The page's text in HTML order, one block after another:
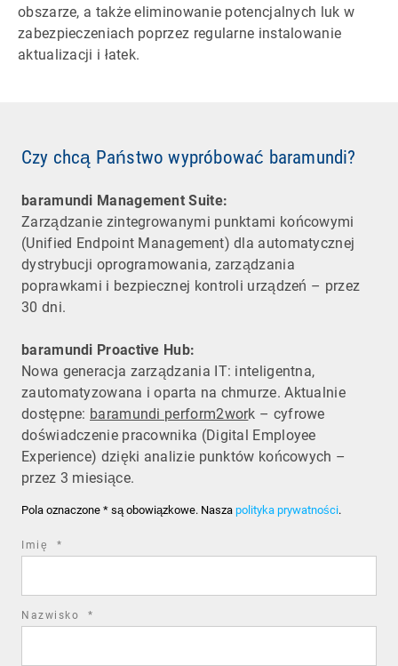
obszarze, a także eliminowanie potencjalnych luk w
zabezpieczeniach poprzez regularne instalowanie
aktualizacji i łatek.
Czy chcą Państwo wypróbować baramundi?
baramundi Management Suite:
Zarządzanie zintegrowanymi punktami końcowymi
(Unified Endpoint Management) dla automatycznej
dystrybucji oprogramowania, zarządzania
poprawkami i bezpiecznej kontroli urządzeń – przez
30 dni.
baramundi Proactive Hub:
Nowa generacja zarządzania IT: inteligentna,
zautomatyzowana i oparta na chmurze. Aktualnie
dostępne: baramundi perform2work – cyfrowe
doświadczenie pracownika (Digital Employee
Experience) dzięki analizie punktów końcowych –
przez 3 miesiące.
Pola oznaczone * są obowiązkowe. Nasza polityka prywatności.
Imię *
Nazwisko *